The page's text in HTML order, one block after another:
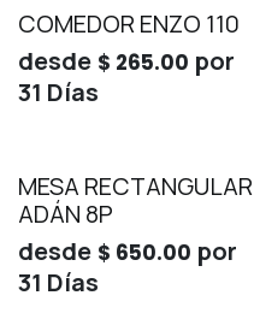
COMEDOR ENZO 110
desde $ 265.00 por
31 Días
MESA RECTANGULAR
ADÁN 8P
desde $ 650.00 por
31 Días